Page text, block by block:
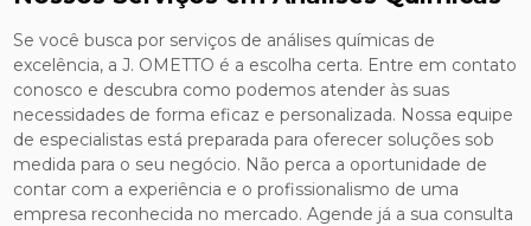
Se você busca por serviços de análises químicas de
excelência, a J. OMETTO é a escolha certa. Entre em contato
conosco e descubra como podemos atender às suas
necessidades de forma eficaz e personalizada. Nossa equipe
de especialistas está preparada para oferecer soluções sob
medida para o seu negócio. Não perca a oportunidade de
contar com a experiência e o profissionalismo de uma
empresa reconhecida no mercado. Agende já a sua consulta